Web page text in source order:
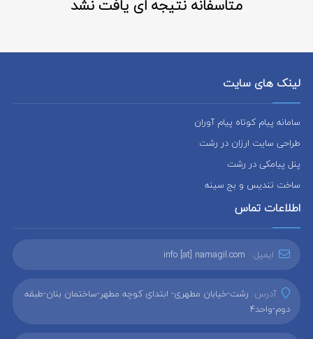
متاسفانه نتیجه ای یافت نشد
لینک های سایت
سامانه پیام کوتاه پیام آوران
طراحی سایت ارزان در رشت
پنل پیامکی در رشت
ساخت تندیس و بج سینه
اطلاعات تماس
ایمیل: info [at] namagil.com
آدرس: رشت-خیابان مطهری- ابتدای کوچه مطهر-ساختمان بنان-طبقه
دوم-واحد4